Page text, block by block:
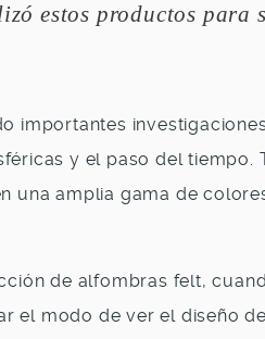
estos productos para
importantes
y el paso del tiempo.
una amplia gama de
de alfombras felt,
el modo de ver el diseño